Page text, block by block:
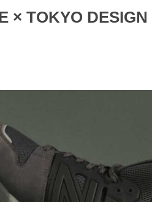
× TOKYO DESIGN